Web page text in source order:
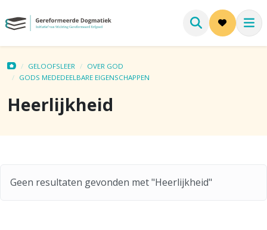
GELOOFSLEER
OVER GOD
GODS MEDEDEELBARE EIGENSCHAPPEN
Heerlijkheid
Geen resultaten gevonden met "Heerlijkheid"